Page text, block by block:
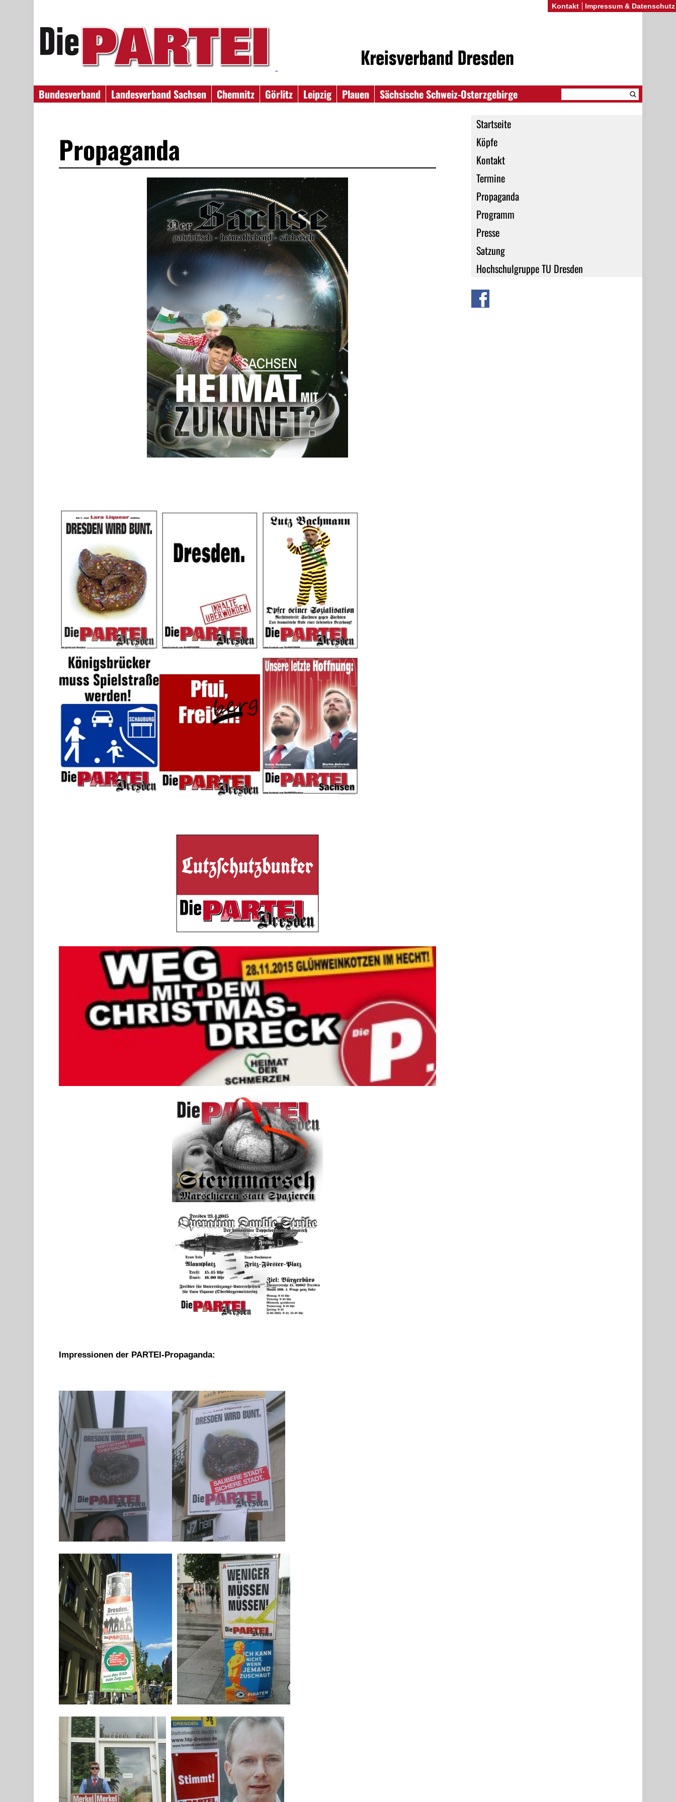
Bundesverband Landesverband Sachsen Chemnitz Görlitz Leipzig Plauen
Sächsische Schweiz-Osterzgebirge
Startseite
Köpfe
Kontakt
Termine
Propaganda
Programm
Presse
Satzung
Hochschulgruppe TU Dresden
Propaganda
Impressionen der PARTEI-Propaganda:
Kontakt Impressum & Datenschutz